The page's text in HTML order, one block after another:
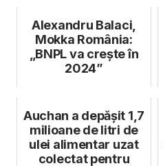
Alexandru Balaci,
Mokka România:
„BNPL va crește în
2024”
Auchan a depășit 1,7
milioane de litri de
ulei alimentar uzat
colectat pentru